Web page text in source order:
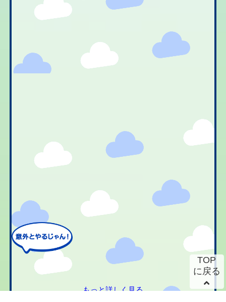
もっと詳しく見る
TOP
に戻る